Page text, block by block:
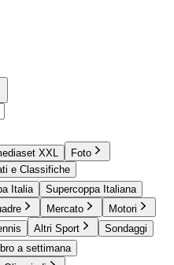
XXL
Foto
e Classifiche
Italia
Supercoppa Italiana
Mercato
Motori
Altri Sport
Sondaggi
a settimana